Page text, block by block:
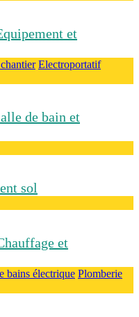
et
Electroportatif
de bain et
sol
et
bains électrique Plomberie